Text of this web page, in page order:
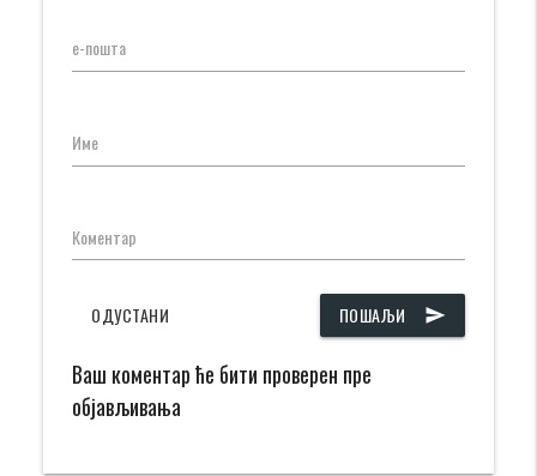
е-пошта
Име
Коментар
ПОШАЉИ send
ОДУСТАНИ
Ваш коментар ће бити проверен пре
објављивања